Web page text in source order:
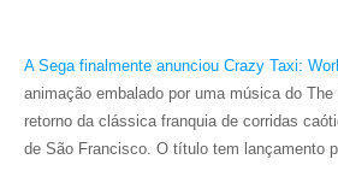
A Sega finalmente anunciou Crazy Taxi:
animação embalado por uma música do The
retorno da clássica franquia de corridas
de São Francisco. O título tem lançamento